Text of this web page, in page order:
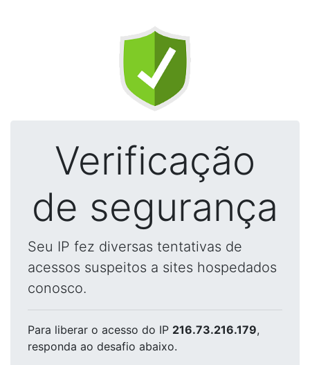
Verificação
de segurança
Seu IP fez diversas tentativas de
acessos suspeitos a sites hospedados
conosco.
Para liberar o acesso do IP 216.73.216.179,
responda ao desafio abaixo.